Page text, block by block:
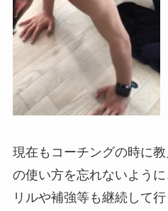
現在もコーチングの時に
の使い方を忘れないよう
リルや補強等も継続して